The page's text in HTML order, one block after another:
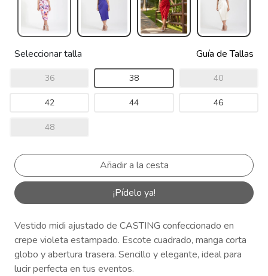
Seleccionar talla Guía de Tallas
36 38 40
42 44 46
48
¡Pídelo ya!
Vestido midi ajustado de CASTING confeccionado en
crepe violeta estampado. Escote cuadrado, manga corta
globo y abertura trasera. Sencillo y elegante, ideal para
lucir perfecta en tus eventos.